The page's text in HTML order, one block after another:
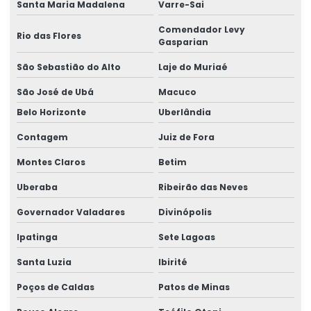
Manutenção preventiva de ponte rolante em mg
Manutenção preventiva de ponte rolante em pr
Manutenção preventiva ponte rolante rio do sul
Manutenção preventiva de ponte rolante em rs
Manutenção preventiva ponte rolante são josé dos pinhais
Manutenção preventiva de ponte rolante em sc
Manutenção preventiva de ponte rolante em sp
Manutenção preventiva em pontes rolantes
Manutenção preventiva de talha elétrica em am
Manutenção preventiva de talha elétrica em mg
Manutenção preventiva de talha elétrica em pr
Santa Maria Madalena Varre-Sai
Rio das Flores
Comendador Levy
Gasparian
São Sebastião do Alto Laje do Muriaé
São José de Ubá
Macuco
Belo Horizonte
Uberlândia
Contagem Juiz de Fora
Montes Claros Betim
Uberaba Ribeirão das Neves
Governador Valadares Divinópolis
Ipatinga Sete Lagoas
Santa Luzia Ibirité
Poços de Caldas Patos de Minas